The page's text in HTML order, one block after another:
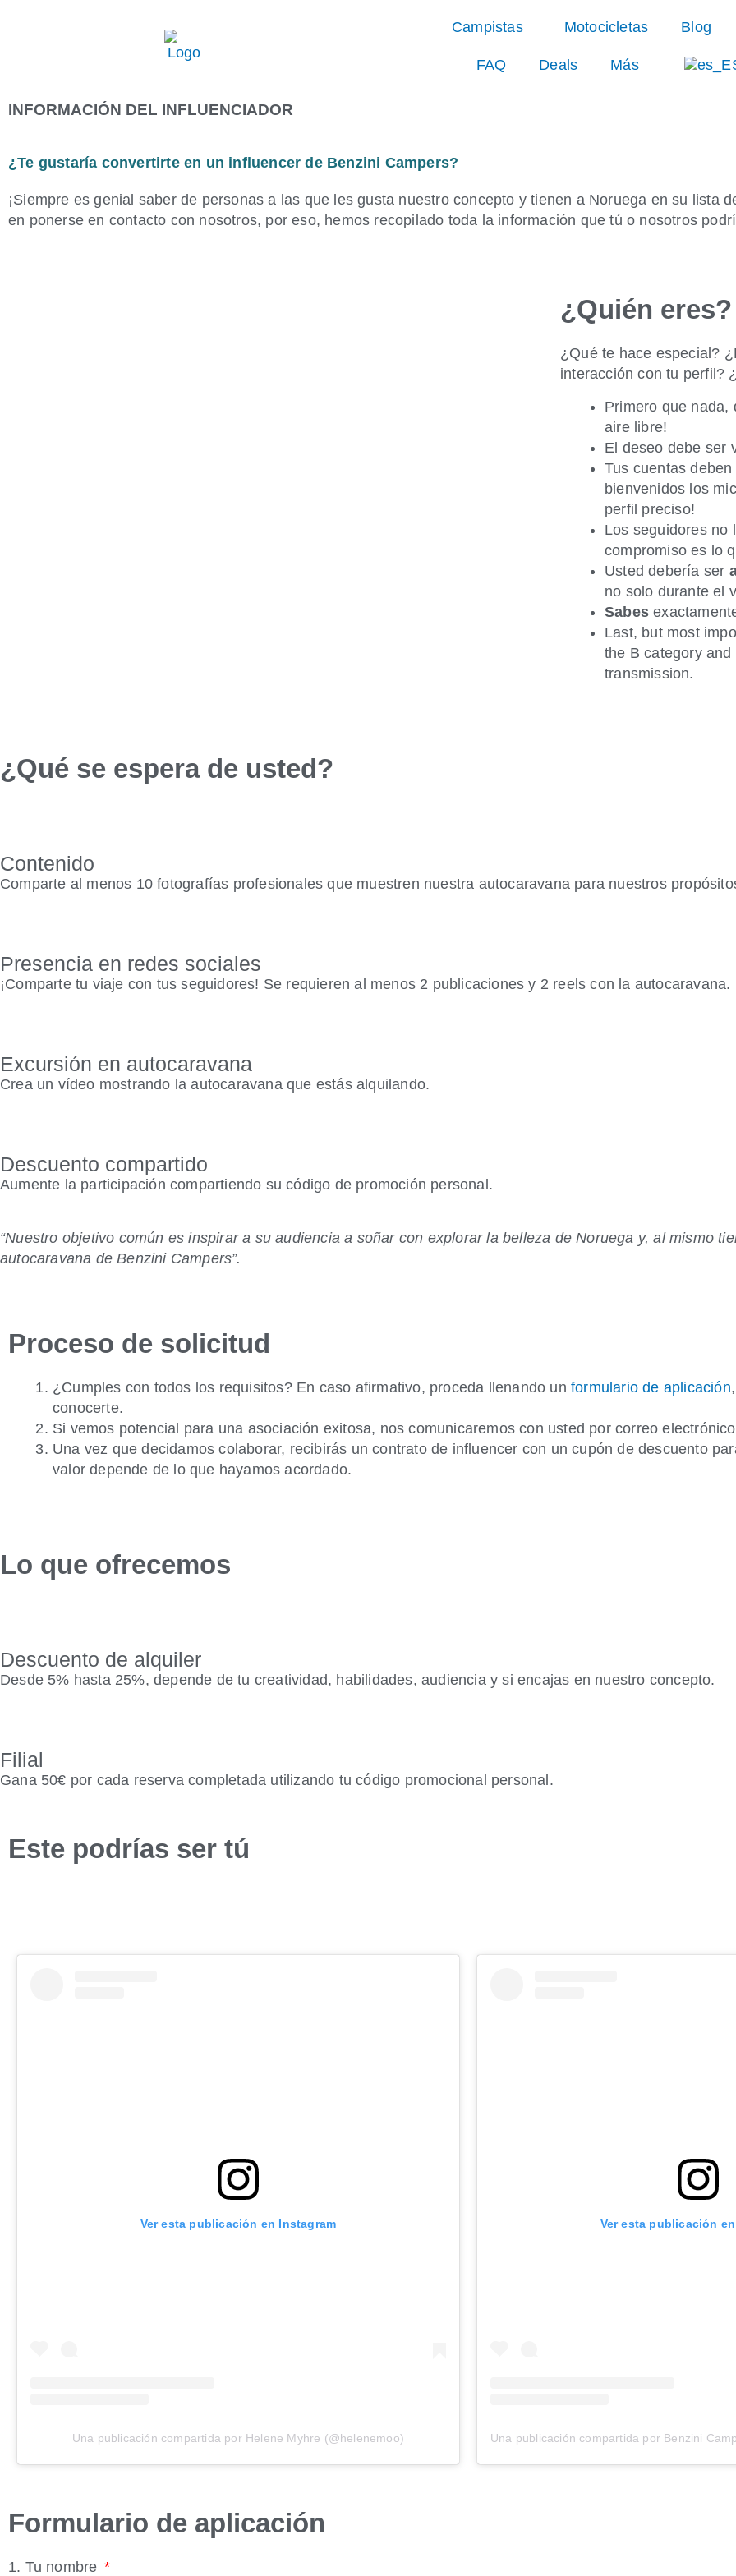
Campistas Motocicletas Blog
FAQ Deals Más
INFORMACIÓN DEL INFLUENCIADOR
¿Te gustaría convertirte en un influencer de Benzini Campers?
¡Siempre es genial saber de personas a las que les gusta nuestro concepto y tienen a Noruega en su lista
en ponerse en contacto con nosotros, por eso, hemos recopilado toda la información que tú o nosotros
¿Quién eres?
¿Qué te hace especial?
interacción con tu perfil?
Primero que
aire libre!
El deseo debe ser
Tus cuentas
bienvenidos los
perfil preciso!
Los seguidores
compromiso es lo
Usted debería ser
no solo durante el
Sabes
Last, but most
the B category
transmission.
¿Qué se espera de usted?
Contenido
Comparte al menos 10 fotografías profesionales que muestren nuestra autocaravana para nuestros
Presencia en redes sociales
¡Comparte tu viaje con tus seguidores! Se requieren al menos 2 publicaciones y 2 reels con la autocaravana.
Excursión en autocaravana
Crea un vídeo mostrando la autocaravana que estás alquilando.
Descuento compartido
Aumente la participación compartiendo su código de promoción personal.
“Nuestro objetivo común es inspirar a su audiencia a soñar con explorar la belleza de Noruega y, al mismo
autocaravana de Benzini Campers”.
Proceso de solicitud
¿Cumples con todos los requisitos? En caso afirmativo, proceda llenando unformulario de aplicación
conocerte.
Si vemos potencial para una asociación exitosa, nos comunicaremos con usted por correo
Una vez que decidamos colaborar, recibirás un contrato de influencer con un cupón de descuento
valor depende de lo que hayamos acordado.
Lo que ofrecemos
Descuento de alquiler
Desde 5% hasta 25%, depende de tu creatividad, habilidades, audiencia y si encajas en nuestro concepto.
Filial
Gana 50€ por cada reserva completada utilizando tu código promocional personal.
Este podrías ser tú
Ver esta publicación en Instagram
Una publicación compartida por Helene Myhre (@helenemoo)
Ver esta publicación
Formulario de aplicación
1. Tu nombre